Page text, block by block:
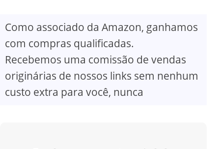
y
V
i
Como associado da Amazon, ganhamos
com compras qualificadas.
Recebemos uma comissão de vendas
originárias de nossos links sem nenhum
custo extra para você, nunca